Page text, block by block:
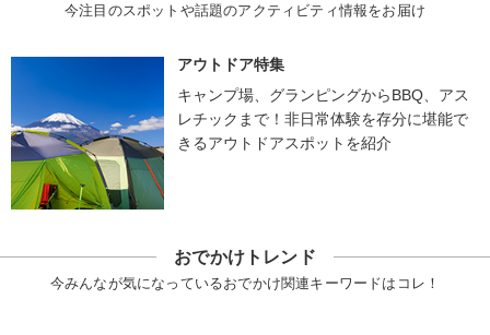
今注目のスポットや話題のアクティビティ情報をお届け
アウトドア特集
キャンプ場、グランピングからBBQ、アス
レチックまで！非日常体験を存分に堪能で
きるアウトドアスポットを紹介
おでかけトレンド
今みんなが気になっているおでかけ関連キーワードはコレ！